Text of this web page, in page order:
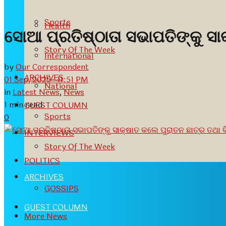
Sports
Story Of The Week
ARCHIVES
GUEST COLUMN
INTERVIEWS
POLITICS
GOSSIPS
More News
Health
International
National
Sports
Story Of The Week
ARCHIVES
GUEST COLUMN
ସୋଆ ପ୍ରତିଷ୍ଠାତା ସଭାପତିଙ୍କୁ
byOur Correspondent
01 Sep, 2025- 11:51 PM
in Latest News,News
1 min read
0